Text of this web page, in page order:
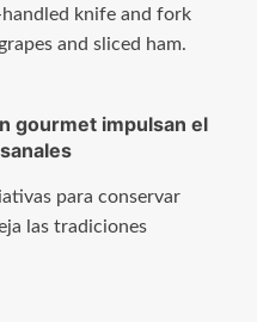
gourmet impulsan el